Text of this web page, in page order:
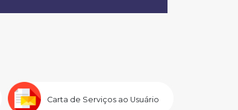
Carta de Serviços ao Usuário